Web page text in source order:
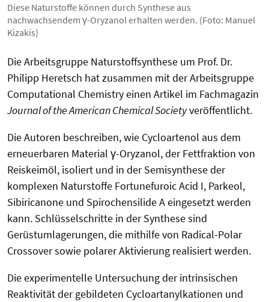
Diese Naturstoffe können durch Synthese aus
nachwachsendem γ-Oryzanol erhalten werden. (Foto: Manuel
Kizakis)
Die Arbeitsgruppe Naturstoffsynthese um Prof. Dr.
Philipp Heretsch hat zusammen mit der Arbeitsgruppe
Computational Chemistry einen Artikel im Fachmagazin
Journal of the American Chemical Societyveröffentlicht.
Die Autoren beschreiben, wie Cycloartenol aus dem
erneuerbaren Material γ-Oryzanol, der Fettfraktion von
Reiskeimöl, isoliert und in der Semisynthese der
komplexen Naturstoffe Fortunefuroic Acid I, Parkeol,
Sibiricanone und Spirochensilide A eingesetzt werden
kann. Schlüsselschritte in der Synthese sind
Gerüstumlagerungen, die mithilfe von Radical-Polar
Crossover sowie polarer Aktivierung realisiert werden.
Die experimentelle Untersuchung der intrinsischen
Reaktivität der gebildeten Cycloartanylkationen und